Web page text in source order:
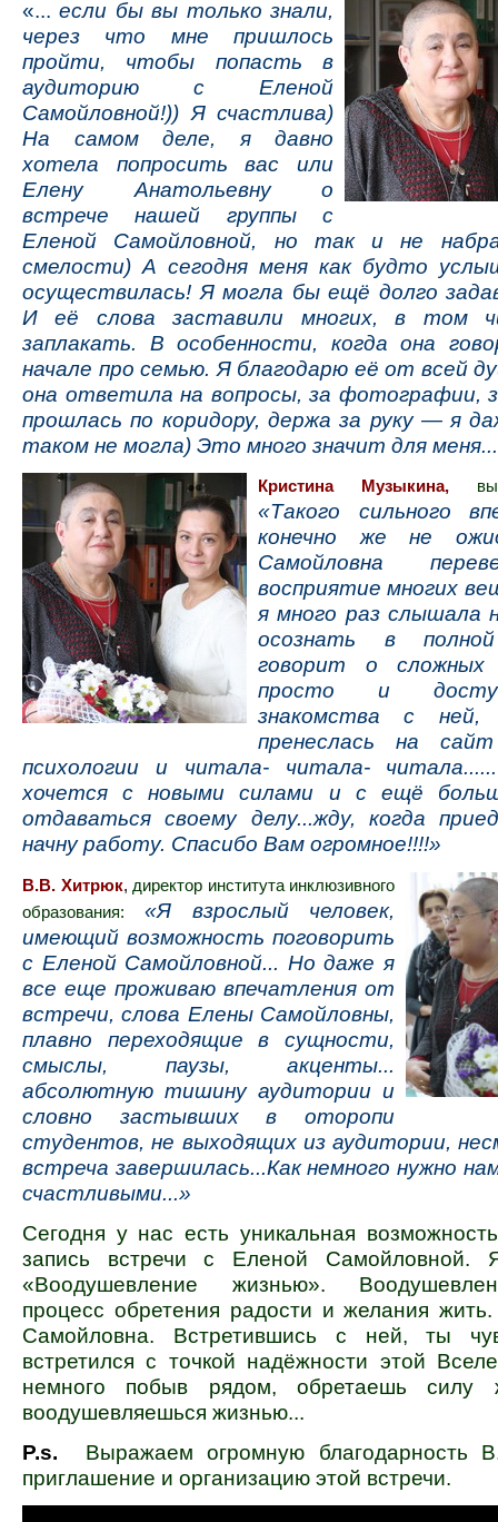
«...если бы вы только знали,
через что мне пришлось
пройти, чтобы попасть в
аудиторию с Еленой
Самойловной!)) Я счастлива)
На самом деле, я давно
хотела попросить вас или
Елену Анатольевну о
встрече нашей группы с
Еленой Самойловной, но так и не
смелости) А сегодня меня как будто
осуществилась! Я могла бы ещё долго
И её слова заставили многих, в том
заплакать. В особенности, когда она
начале про семью. Я благодарю её от всей
она ответила на вопросы, за фотографии,
прошлась по коридору, держа за руку — я
таком не могла) Это много значит для
Кристина Музыкина,
«Такого сильного
конечно же не
Самойловна
восприятие многих
я много раз слышала
осознать в
говорит о сложных
просто и
знакомства с
пренеслась на сайт
психологии и читала- читала-
хочется с новыми силами и с ещё
отдаваться своему делу...жду, когда
начну работу. Спасибо Вам огромное!!!!»
В.В. Хитрюк, директор института инклюзивного
образования:
«Я взрослый человек,
имеющий возможность поговорить
с Еленой Самойловной... Но даже я
все еще проживаю впечатления от
встречи, слова Елены Самойловны,
плавно переходящие в сущности,
смыслы, паузы, акценты...
абсолютную тишину аудитории и
словно застывших в оторопи
студентов, не выходящих из аудитории,
встреча завершилась...Как немного нужно
счастливыми...»
Сегодня у нас есть уникальная
запись встречи с Еленой Самойловной.
«Воодушевление жизнью».
процесс обретения радости и желания
Самойловна. Встретившись с ней, ты
встретился с точкой надёжности этой
немного побыв рядом, обретаешь силу
воодушевляешься жизнью...
P.s.
Выражаем огромную благодарность
приглашение и организацию этой встречи.